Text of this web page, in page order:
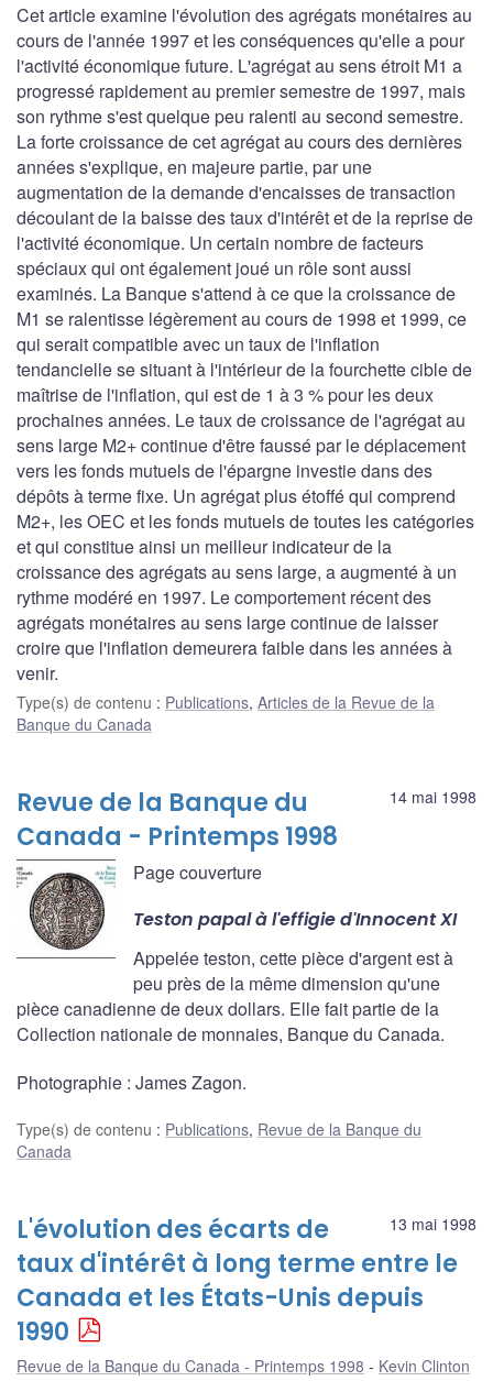
Cet article examine l'évolution des agrégats monétaires au
cours de l'année 1997 et les conséquences qu'elle a pour
l'activité économique future. L'agrégat au sens étroit M1 a
progressé rapidement au premier semestre de 1997, mais
son rythme s'est quelque peu ralenti au second semestre.
La forte croissance de cet agrégat au cours des dernières
années s'explique, en majeure partie, par une
augmentation de la demande d'encaisses de transaction
découlant de la baisse des taux d'intérêt et de la reprise de
l'activité économique. Un certain nombre de facteurs
spéciaux qui ont également joué un rôle sont aussi
examinés. La Banque s'attend à ce que la croissance de
M1 se ralentisse légèrement au cours de 1998 et 1999, ce
qui serait compatible avec un taux de l'inflation
tendancielle se situant à l'intérieur de la fourchette cible de
maîtrise de l'inflation, qui est de 1 à 3 % pour les deux
prochaines années. Le taux de croissance de l'agrégat au
sens large M2+ continue d'être faussé par le déplacement
vers les fonds mutuels de l'épargne investie dans des
dépôts à terme fixe. Un agrégat plus étoffé qui comprend
M2+, les OEC et les fonds mutuels de toutes les catégories
et qui constitue ainsi un meilleur indicateur de la
croissance des agrégats au sens large, a augmenté à un
rythme modéré en 1997. Le comportement récent des
agrégats monétaires au sens large continue de laisser
croire que l'inflation demeurera faible dans les années à
venir.
Type(s) de contenu : Publications, Articles de la Revue de la
Banque du Canada
14 mai 1998
Revue de la Banque du
Canada - Printemps 1998
Page couverture
Teston papal à l'effigie d'Innocent XI
Appelée teston, cette pièce d'argent est à
peu près de la même dimension qu'une
pièce canadienne de deux dollars. Elle fait partie de la
Collection nationale de monnaies, Banque du Canada.
Photographie : James Zagon.
Type(s) de contenu : Publications, Revue de la Banque du
Canada
13 mai 1998
L'évolution des écarts de
taux d'intérêt à long terme entre le
Canada et les États-Unis depuis
1990
Revue de la Banque du Canada - Printemps 1998 Kevin Clinton